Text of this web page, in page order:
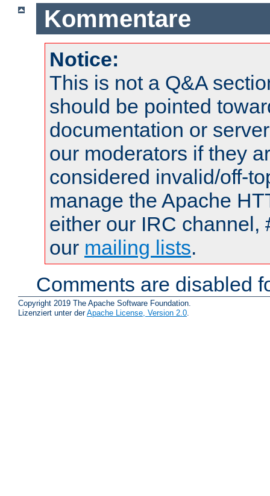
Kommentare
Notice:
This is not a Q&A
should be pointed
documentation or
our moderators if they
considered invalid/off-
manage the Apache
either our IRC channel,
our mailing lists.
Comments are disabled
Copyright 2019 The Apache Software Foundation.
Lizenziert unter derApache License, Version 2.0.